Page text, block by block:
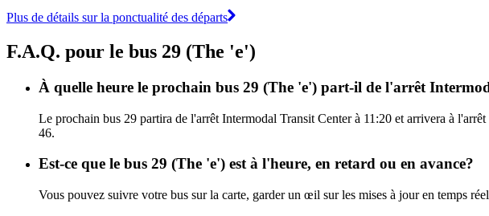
Plus de détails sur la ponctualité des départs
F.A.Q. pour le bus 29 (The 'e')
À quelle heure le prochain bus 29 (The 'e') part-il de l'arrêt
Le prochain bus 29 partira de l'arrêt Intermodal Transit Center à 11:20 et arrivera à
46.
Est-ce que le bus 29 (The 'e') est à l'heure, en retard ou en avance?
Vous pouvez suivre votre bus sur la carte, garder un œil sur les mises à jour en temps